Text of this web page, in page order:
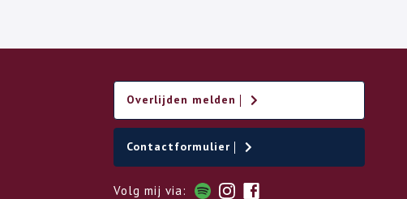
Overlijden melden
Contactformulier
Volg mij via: